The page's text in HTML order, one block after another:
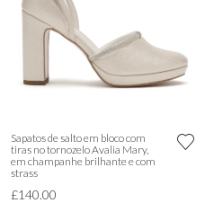
Sapatos de salto em bloco com
tiras no tornozelo Avalia Mary,
em champanhe brilhante e com
strass
£140.00